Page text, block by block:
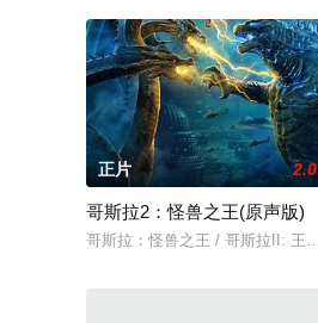
正片 2.0
哥斯拉2：怪兽之王(原声版)
哥斯拉：怪兽之王 / 哥斯拉II: 王